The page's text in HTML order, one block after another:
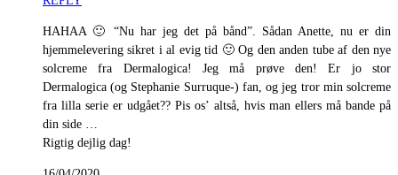
HAHAA 🙂 “Nu har jeg det på bånd”. Sådan Anette, nu er din
hjemmelevering sikret i al evig tid 🙂 Og den anden tube af den nye
solcreme fra Dermalogica! Jeg må prøve den! Er jo stor
Dermalogica (og Stephanie Surruque-) fan, og jeg tror min solcreme
fra lilla serie er udgået?? Pis os’ altså, hvis man ellers må bande på
din side …
Rigtig dejlig dag!